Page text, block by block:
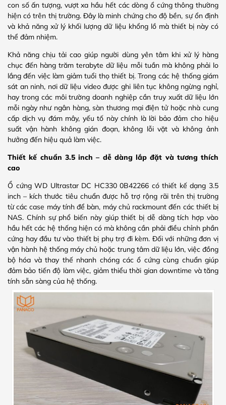
con số ấn tượng, vượt xa hầu hết các dòng ổ cứng thông thường
hiện có trên thị trường. Đây là minh chứng cho độ bền, sự ổn định
và khả năng xử lý khối lượng dữ liệu khổng lồ mà thiết bị này có
thể đảm nhiệm.
Khả năng chịu tải cao giúp người dùng yên tâm khi xử lý hàng
chục đến hàng trăm terabyte dữ liệu mỗi tuần mà không phải lo
lắng đến việc làm giảm tuổi thọ thiết bị. Trong các hệ thống giám
sát an ninh, nơi dữ liệu video được ghi liên tục không ngừng nghỉ,
hay trong các môi trường doanh nghiệp cần truy xuất dữ liệu lớn
mỗi ngày như ngân hàng, sàn thương mại điện tử hoặc nhà cung
cấp dịch vụ đám mây, yếu tố này chính là lời bảo đảm cho hiệu
suất vận hành không gián đoạn, không lỗi vặt và không ảnh
hưởng đến hiệu quả làm việc.
Thiết kế chuẩn 3.5 inch – dễ dàng lắp đặt và tương thích
cao
Ổ cứng WD Ultrastar DC HC330 0B42266 có thiết kế dạng 3.5
inch – kích thước tiêu chuẩn được hỗ trợ rộng rãi trên thị trường
từ các case máy tính để bàn, máy chủ rackmount đến các thiết bị
NAS. Chính sự phổ biến này giúp thiết bị dễ dàng tích hợp vào
hầu hết các hệ thống hiện có mà không cần phải điều chỉnh phần
cứng hay đầu tư vào thiết bị phụ trợ đi kèm. Đối với những đơn vị
vận hành hệ thống máy chủ hoặc trung tâm dữ liệu lớn, việc đồng
bộ hóa và thay thế nhanh chóng các ổ cứng cùng chuẩn giúp
đảm bảo tiến độ làm việc, giảm thiểu thời gian downtime và tăng
tính sẵn sàng của hệ thống.